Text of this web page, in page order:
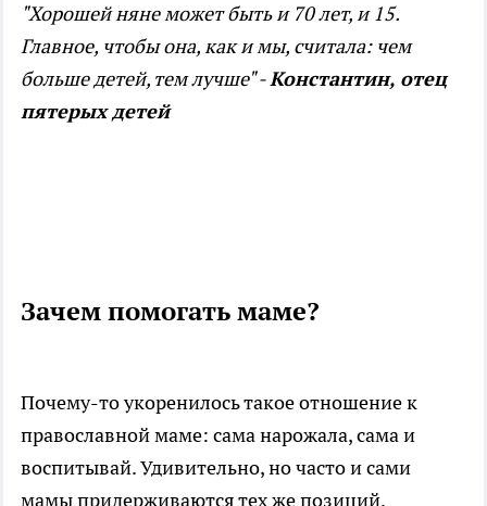
"Хорошей няне может быть и 70 лет, и 15.
Главное, чтобы она, как и мы, считала: чем
больше детей, тем лучше" -Константин, отец
пятерых детей
Зачем помогать маме?
Почему-то укоренилось такое отношение к
православной маме: сама нарожала, сама и
воспитывай. Удивительно, но часто и сами
мамы придерживаются тех же позиций.